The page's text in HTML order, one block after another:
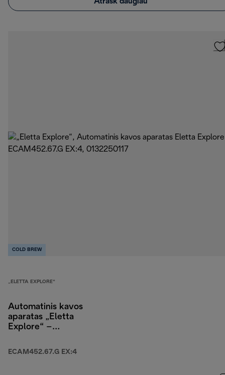
COLD BREW
„ELETTA EXPLORE“
Automatinis kavos
aparatas „Eletta
Explore“ –
ECAM452.67.G EX:4